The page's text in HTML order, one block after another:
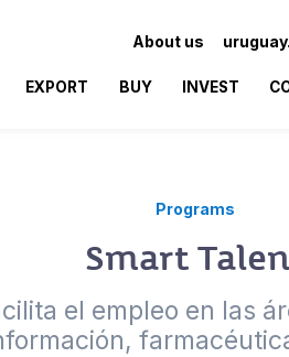
About us
EXPORT BUY INVEST
Programs
Smart
el empleo en las